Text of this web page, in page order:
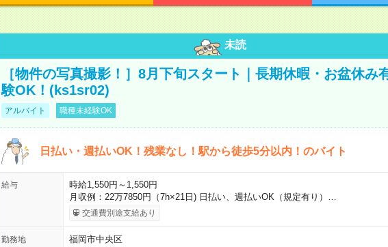
未読
［物件の写真撮影！］8月下旬スタート｜長期休暇・お盆休み
験OK！(ks1sr02)
アルバイト 職種未経験OK
日払い・週払いOK！残業なし！駅から徒歩5分以内！のバイト
給与
時給1,550円～1,550円
月収例：22万7850円（7h×21日) 日払い、週払いOK（規定有り）…
交通費別途支給あり
勤務地
福岡市中央区